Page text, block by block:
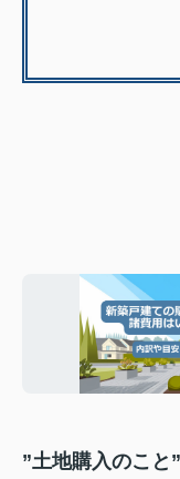
”土地購入のこと